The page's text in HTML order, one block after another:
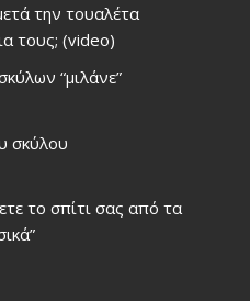
την τουαλέτα
τους; (video)
“μιλάνε”
σκύλου
το σπίτι σας από τα